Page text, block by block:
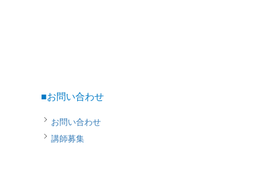
■お問い合わせ
お問い合わせ
講師募集